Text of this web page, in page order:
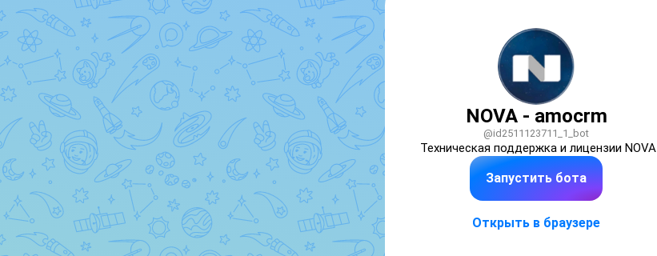
NOVA - amocrm
@id2511123711_1_bot
Техническая поддержка и лицензии NOVA
Запустить бота
Открыть в браузере